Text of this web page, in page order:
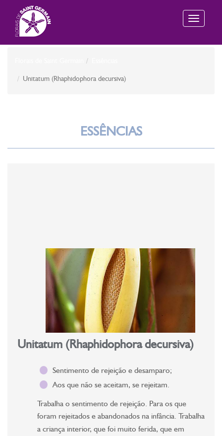
Toggle
Unitatum (Rhaphidophora decursiva)
ESSÊNCIAS
Unitatum (Rhaphidophora decursiva)
Sentimento de rejeição e desamparo;
Aos que não se aceitam, se rejeitam.
Trabalha o sentimento de rejeição. Para os que
foram rejeitados e abandonados na infância. Trabalha
a criança interior, que foi muito ferida, que em